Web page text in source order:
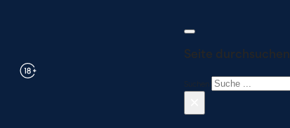
Seite durchsuchen